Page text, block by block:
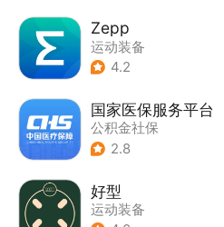
Zepp
运动装备
4.2
国家医保服务平台
公积金社保
2.8
好型
运动装备